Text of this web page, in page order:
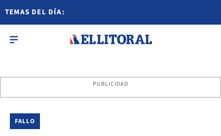
TEMAS DEL DÍA:
PUBLICIDAD
FALLO